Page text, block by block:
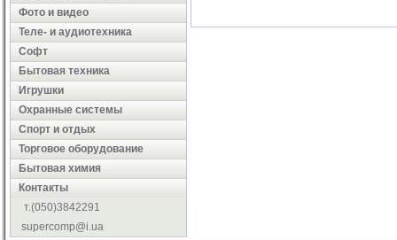
Фото и видео
Теле- и аудиотехника
Софт
Бытовая техника
Игрушки
Охранные системы
Cпорт и отдых
Торговое оборудование
Бытовая химия
Контакты
т.(050)3842291
supercomp@i.ua